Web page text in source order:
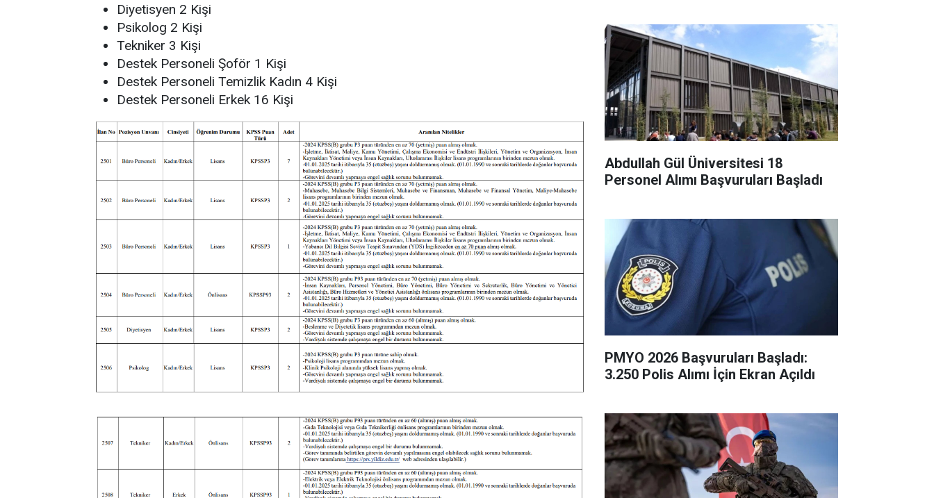
Diyetisyen 2 Kişi
Psikolog 2 Kişi
Tekniker 3 Kişi
Destek Personeli Şoför 1 Kişi
Destek Personeli Temizlik Kadın 4 Kişi
Destek Personeli Erkek 16 Kişi
Abdullah Gül Üniversitesi 18
Personel Alımı Başvuruları Başladı
PMYO 2026 Başvuruları Başladı:
3.250 Polis Alımı İçin Ekran Açıldı